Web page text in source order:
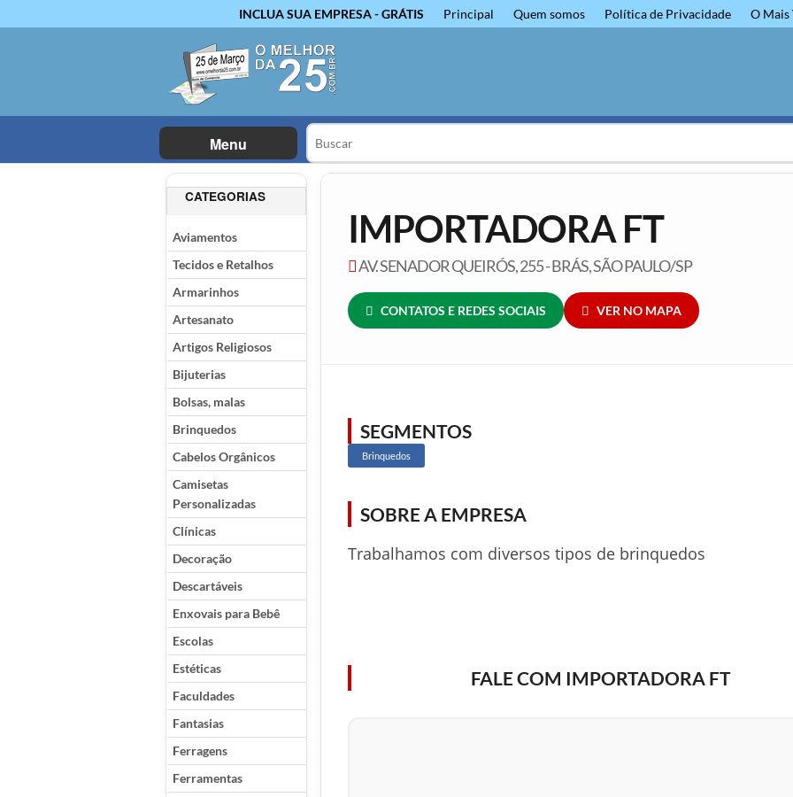
INCLUA SUA EMPRESA - GRÁTIS Principal Quem somos Política de Privacidade O Mais
Menu
CATEGORIAS
Aviamentos
Tecidos e Retalhos
Armarinhos
Artesanato
Artigos Religiosos
Bijuterias
Bolsas, malas
Brinquedos
Cabelos Orgânicos
Camisetas
Personalizadas
Clínicas
Decoração
Descartáveis
Enxovais para Bebê
Escolas
Estéticas
Faculdades
Fantasias
Ferragens
Ferramentas
IMPORTADORA FT
AV. SENADOR QUEIRÓS, 255 - BRÁS, SÃO PAULO/SP
CONTATOS E REDES SOCIAIS VER NO MAPA
SEGMENTOS
Brinquedos
SOBRE A EMPRESA
Trabalhamos com diversos tipos de brinquedos
FALE COM IMPORTADORA FT